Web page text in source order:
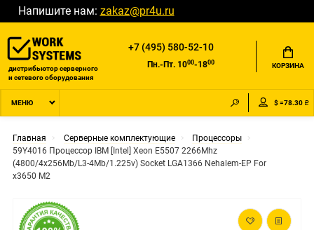
Напишите нам: zakaz@pr4u.ru
дистрибьютор серверного
и сетевого оборудования
+7 (495) 580-52-10
Пн.-Пт. 1000-1800 КОРЗИНА
МЕНЮ $ =78.30 ₽
Главная Серверные комплектующие
Процессоры
59Y4016 Процессор IBM [Intel] Xeon E5507 2266Mhz
(4800/4x256Mb/L3-4Mb/1.225v) Socket LGA1366 Nehalem-EP For
x3650 M2